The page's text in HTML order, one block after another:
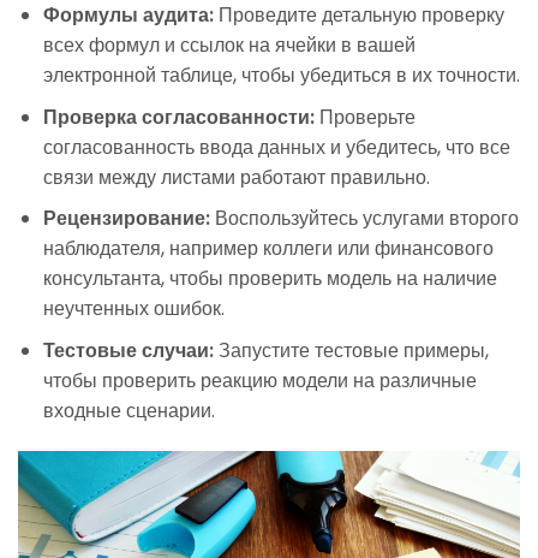
Формулы аудита:Проведите детальную проверку
всех формул и ссылок на ячейки в вашей
электронной таблице, чтобы убедиться в их точности.
Проверка согласованности:Проверьте
согласованность ввода данных и убедитесь, что все
связи между листами работают правильно.
Рецензирование:Воспользуйтесь услугами второго
наблюдателя, например коллеги или финансового
консультанта, чтобы проверить модель на наличие
неучтенных ошибок.
Тестовые случаи:Запустите тестовые примеры,
чтобы проверить реакцию модели на различные
входные сценарии.